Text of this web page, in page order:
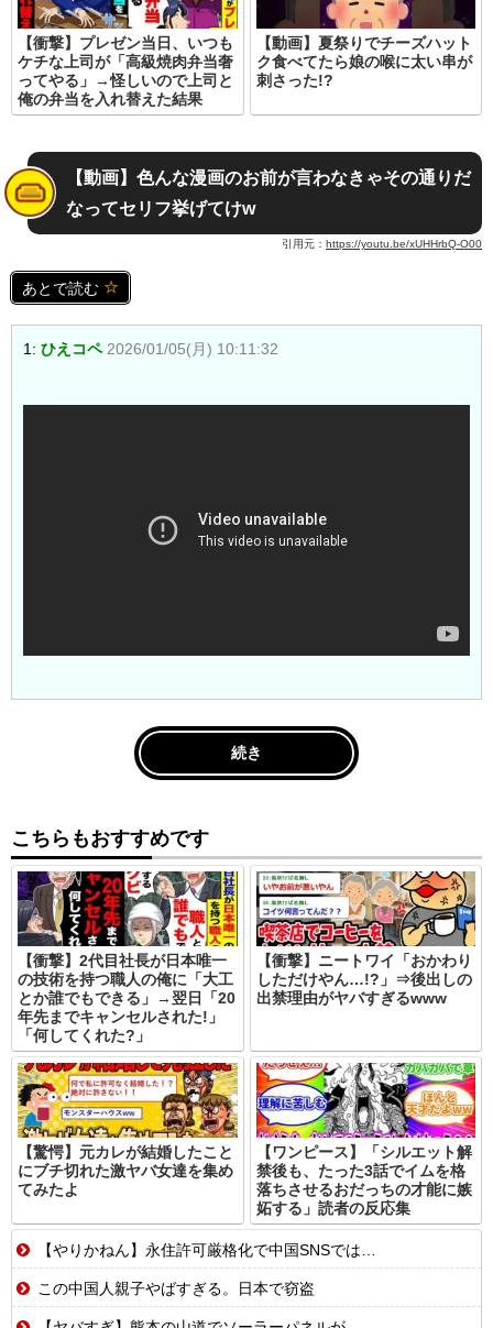
【衝撃】プレゼン当日、いつも
ケチな上司が「高級焼肉弁当奢
ってやる」→怪しいので上司と
俺の弁当を入れ替えた結果
【動画】夏祭りでチーズハット
ク食べてたら娘の喉に太い串が
刺さった!?
【動画】色んな漫画のお前が言わなきゃその通りだ
なってセリフ挙げてけw
引用元： https://youtu.be/xUHHrbQ-O00
あとで読む
1: ひえコペ 2026/01/05(月) 10:11:32
続き
こちらもおすすめです
【衝撃】2代目社長が日本唯一
の技術を持つ職人の俺に「大工
とか誰でもできる」→翌日「20
年先までキャンセルされた!」
「何してくれた?」
【衝撃】ニートワイ「おかわり
しただけやん…!?」⇒後出しの
出禁理由がヤバすぎるwww
【驚愕】元カレが結婚したこと
にブチ切れた激ヤバ女達を集め
てみたよ
【ワンピース】「シルエット解
禁後も、たった3話でイムを格
落ちさせるおだっちの才能に嫉
妬する」読者の反応集
【やりかねん】永住許可厳格化で中国SNSでは…
この中国人親子やばすぎる。日本で窃盗